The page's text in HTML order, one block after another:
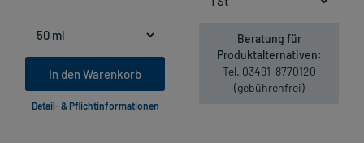
In den Warenkorb
Detail- & Pflichtinformationen
Beratung für
Produktalternativen:
Tel. 03491-8770120
(gebührenfrei)